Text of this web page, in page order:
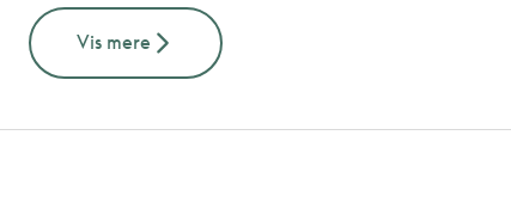
Vis mere